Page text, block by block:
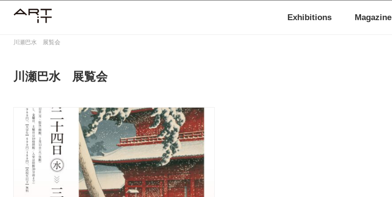
Exhibitions Magazine
川瀬巴水 展覧会
川瀬巴水 展覧会